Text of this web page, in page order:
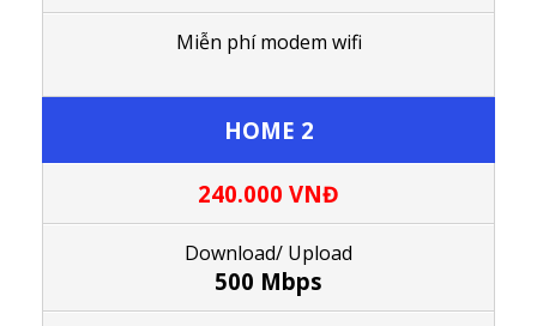
Miễn phí modem wifi
HOME 2
240.000 VNĐ
Download/ Upload
500 Mbps